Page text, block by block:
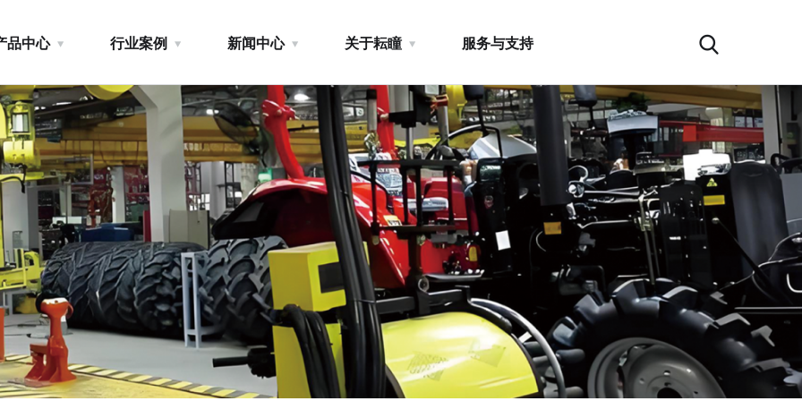
品中心 行业案例 新闻中心 关于耘瞳 服务与支持